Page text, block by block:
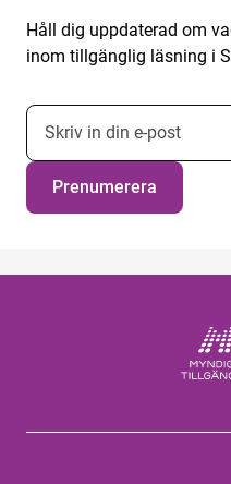
Håll dig uppdaterad om
inom tillgänglig läsning i
E-postadress
Prenumerera